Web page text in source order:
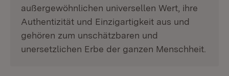
außergewöhnlichen universellen Wert, ihre
Authentizität und Einzigartigkeit aus und
gehören zum unschätzbaren und
unersetzlichen Erbe der ganzen Menschheit.